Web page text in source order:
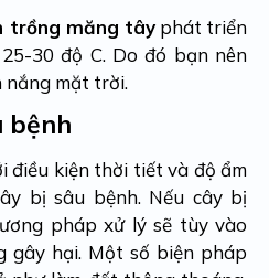
trồng măng tâyphát triển
30 độ C. Do đó bạn nên
nắng mặt trời.
bệnh
điều kiện thời tiết và độ ẩm
bị sâu bệnh. Nếu cây bị
pháp xử lý sẽ tùy vào
gây hại. Một số biện pháp